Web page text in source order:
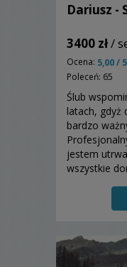
Dariusz -
3400 zł/
Ocena: 5,00 / 5
Poleceń: 65
Ślub
latach, gdyż
bardzo
jestem
wszystkie